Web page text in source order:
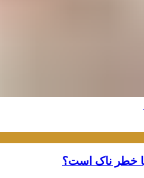
خطر ناک است؟